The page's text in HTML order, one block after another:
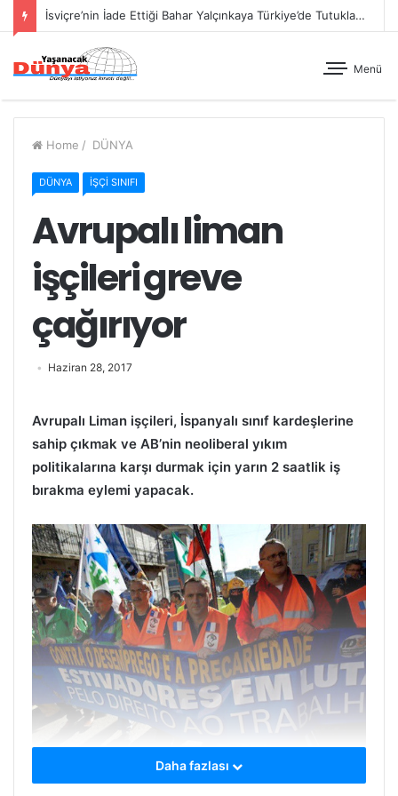
İsviçre’nin İade Ettiği Bahar Yalçınkaya Türkiye’de Tutuklandı
Menü
Home / DÜNYA
DÜNYA İŞÇİ SINIFI
Avrupalı liman
işçileri greve
çağırıyor
Haziran 28, 2017
Avrupalı Liman işçileri, İspanyalı sınıf kardeşlerine
sahip çıkmak ve AB’nin neoliberal yıkım
politikalarına karşı durmak için yarın 2 saatlik iş
bırakma eylemi yapacak.
HABER MERKEZİ-İspanya liman işçilerinin
Daha fazlası